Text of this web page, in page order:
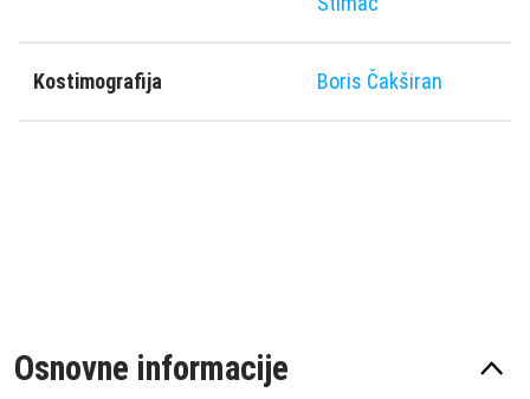
Kostimografija Boris Čakširan
Osnovne informacije